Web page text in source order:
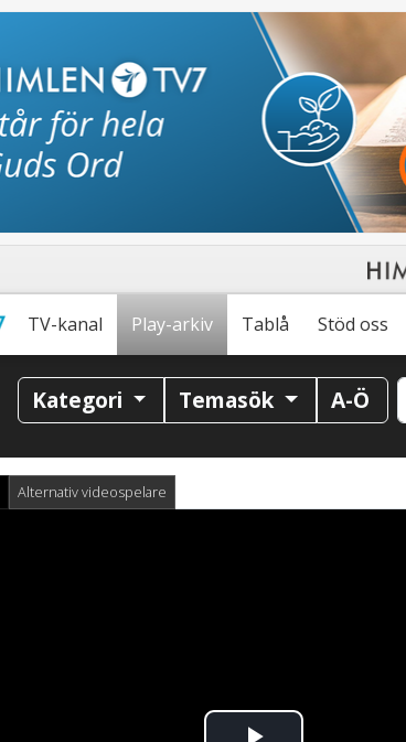
TV-kanal Play-arkiv Tablå Stöd oss
Kategori Temasök A-Ö
Alternativ videospelare